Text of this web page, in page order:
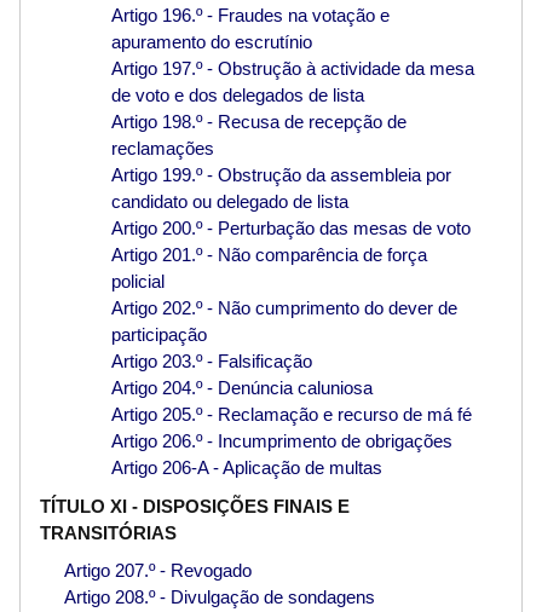
Artigo 196.º - Fraudes na votação e
apuramento do escrutínio
Artigo 197.º - Obstrução à actividade da mesa
de voto e dos delegados de lista
Artigo 198.º - Recusa de recepção de
reclamações
Artigo 199.º - Obstrução da assembleia por
candidato ou delegado de lista
Artigo 200.º - Perturbação das mesas de voto
Artigo 201.º - Não comparência de força
policial
Artigo 202.º - Não cumprimento do dever de
participação
Artigo 203.º - Falsificação
Artigo 204.º - Denúncia caluniosa
Artigo 205.º - Reclamação e recurso de má fé
Artigo 206.º - Incumprimento de obrigações
Artigo 206-A - Aplicação de multas
TÍTULO XI - DISPOSIÇÕES FINAIS E
TRANSITÓRIAS
Artigo 207.º - Revogado
Artigo 208.º - Divulgação de sondagens